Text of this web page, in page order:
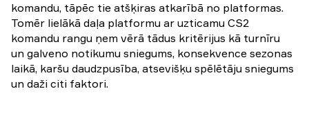
komandu, tāpēc tie atšķiras atkarībā no platformas.
Tomēr lielākā daļa platformu ar uzticamu СS2
komandu rangu ņem vērā tādus kritērijus kā turnīru
un galveno notikumu sniegums, konsekvence sezonas
laikā, karšu daudzpusība, atsevišķu spēlētāju sniegums
un daži citi faktori.